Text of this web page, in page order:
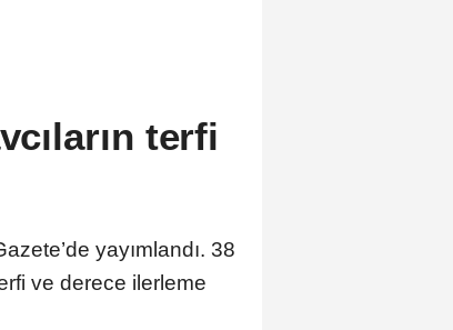
terfi
yayımlandı. 38
ve derece ilerleme